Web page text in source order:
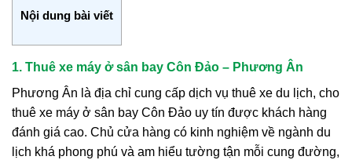
Nội dung bài viết
1. Thuê xe máy ở sân bay Côn Đảo – Phương Ân
Phương Ân là địa chỉ cung cấp dịch vụ thuê xe du lịch, cho
thuê xe máy ở sân bay Côn Đảo uy tín được khách hàng
đánh giá cao. Chủ cửa hàng có kinh nghiệm về ngành du
lịch khá phong phú và am hiểu tường tận mỗi cung đường,